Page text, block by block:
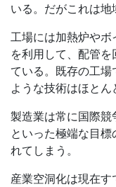
いる。だがこれは地
工場には加熱炉やボ
を利用して、配管
ている。既存の工場
ような技術はほとん
製造業は常に国際競
といった極端な目
れてしまう。
産業空洞化は現在